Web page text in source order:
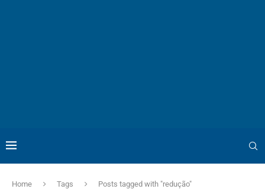
Home Tags Posts tagged with "redução"